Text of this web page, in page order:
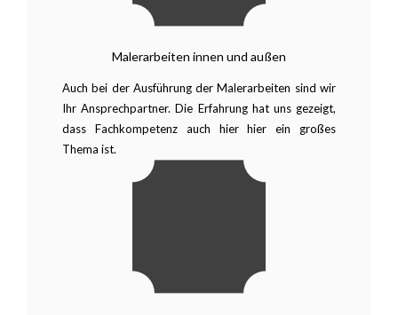
Malerarbeiten innen und außen
Auch bei der Ausführung der Malerarbeiten sind wir
Ihr Ansprechpartner. Die Erfahrung hat uns gezeigt,
dass Fachkompetenz auch hier hier ein großes
Thema ist.